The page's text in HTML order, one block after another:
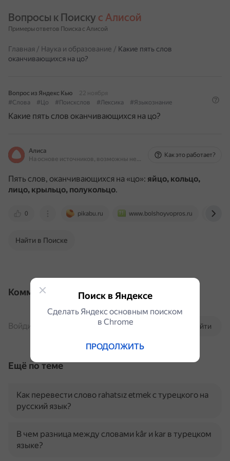
Вопросы к Поиску с Алисой
Примеры ответов Поиска с Алисой
Главная / Наука и образование / Какие пять слов
оканчивающихся на цо?
Вопрос из Яндекс Кью
22 ноября
#Слова
#Цо #Поискслов #Лексика #Языкознание
Какие пять слов оканчивающихся на цо?
Алиса
На основе источников, возможны неточности
Как это работает?
Пять слов, оканчивающихся на «цо»: яйцо, кольцо,
лицо, крыльцо, полукольцо.
0 pikabu.ru www.bolshoyvopros.ru
Найти в Поиске
Комментарии
Войти
Войдите, чтобы комментировать
Ещё по теме
Как перевести слово rahatsız etmek с турецкого на
русский язык?
В чем разница между словами kâr и kar в турецком
языке?
Поиск в Яндексе
Сделать Яндекс основным поиском
в Сhrome
ПРОДОЛЖИТЬ